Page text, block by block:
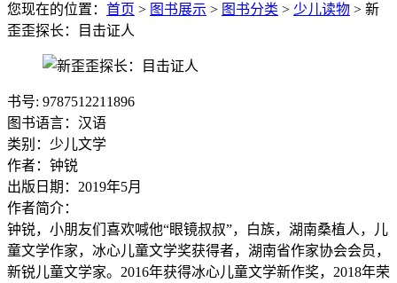
您现在的位置： 首页 > 图书展示 > 图书分类 > 少儿读物 > 新
歪歪探长：目击证人
书号: 9787512211896
图书语言：汉语
类别：少儿文学
作者：钟锐
出版日期：2019年5月
作者简介：
钟锐，小朋友们喜欢喊他“眼镜叔叔”，白族，湖南桑植人，儿
童文学作家，冰心儿童文学奖获得者，湖南省作家协会会员，
新锐儿童文学家。2016年获得冰心儿童文学新作奖，2018年荣